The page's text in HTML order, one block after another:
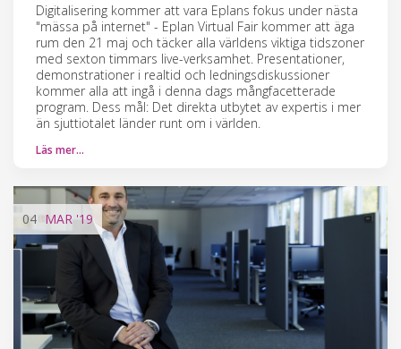
Digitalisering kommer att vara Eplans fokus under nästa
"mässa på internet" - Eplan Virtual Fair kommer att äga
rum den 21 maj och täcker alla världens viktiga tidszoner
med sexton timmars live-verksamhet. Presentationer,
demonstrationer i realtid och ledningsdiskussioner
kommer alla att ingå i denna dags mångfacetterade
program. Dess mål: Det direkta utbytet av expertis i mer
än sjuttiotalet länder runt om i världen.
Läs mer…
04 MAR '19